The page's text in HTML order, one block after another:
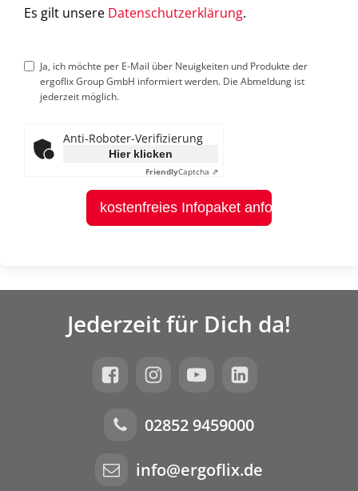
Es gilt unsere Datenschutzerklärung.
Ja, ich möchte per E-Mail über Neuigkeiten und Produkte der
ergoflix Group GmbH informiert werden. Die Abmeldung ist
jederzeit möglich.
Anti-Roboter-Verifizierung
Hier klicken
FriendlyCaptcha ⇗
kostenfreies Infopaket anfordern
Jederzeit für Dich da!
02852 9459000
info@ergoflix.de